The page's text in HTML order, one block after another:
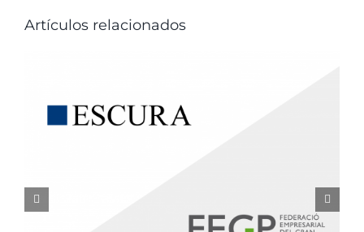
Artículos relacionados